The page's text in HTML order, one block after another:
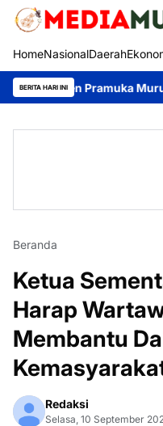
HomeNasionalDaerah
BERITA HARI INI
Pramuka Murung Raya ke
Beranda
Ketua
Harap
Membantu
Redaksi
Selasa, 10 September